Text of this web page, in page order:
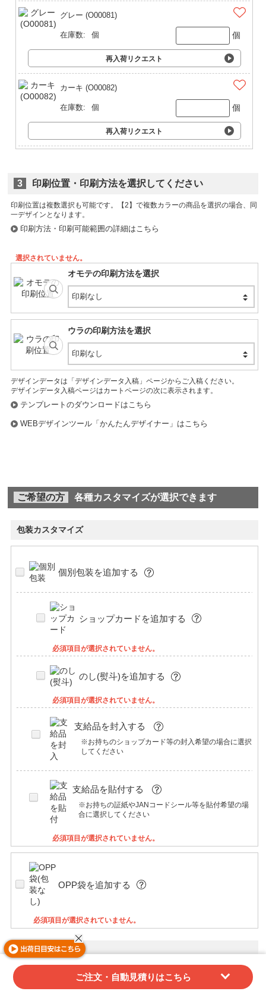
グレー (O00081)
在庫数: 個 個
再入荷リクエスト
カーキ (O00082)
在庫数: 個 個
再入荷リクエスト
3 印刷位置・印刷方法を選択してください
印刷位置は複数選択も可能です。
印刷方法・印刷可能範囲の詳細はこちら
選択されていません。
オモテの印刷方法を選択
印刷なし
ウラの印刷方法を選択
印刷なし
デザインデータは「デザインデータ入稿」ページからご入稿ください。
デザインデータ入稿ページはカートページの次に表示されます。
テンプレートのダウンロードはこちら
WEBデザインツール「かんたんデザイナー」はこちら
ご希望の方 各種カスタマイズが選択できます
包装カスタマイズ
個別包装を追加する
ショップカードを追加する
必須項目が選択されていません。
のし(熨斗)を追加する
必須項目が選択されていません。
支給品を封入する
※お持ちのショップカード等の封入希望の場合に選択
してください
支給品を貼付する
※お持ちの証紙やJANコードシール等を貼付希望の場
合に選択してください
必須項目が選択されていません。
OPP袋を追加する
必須項目が選択されていません。
商品カスタマイズ
ご注文・自動見積りはこちら